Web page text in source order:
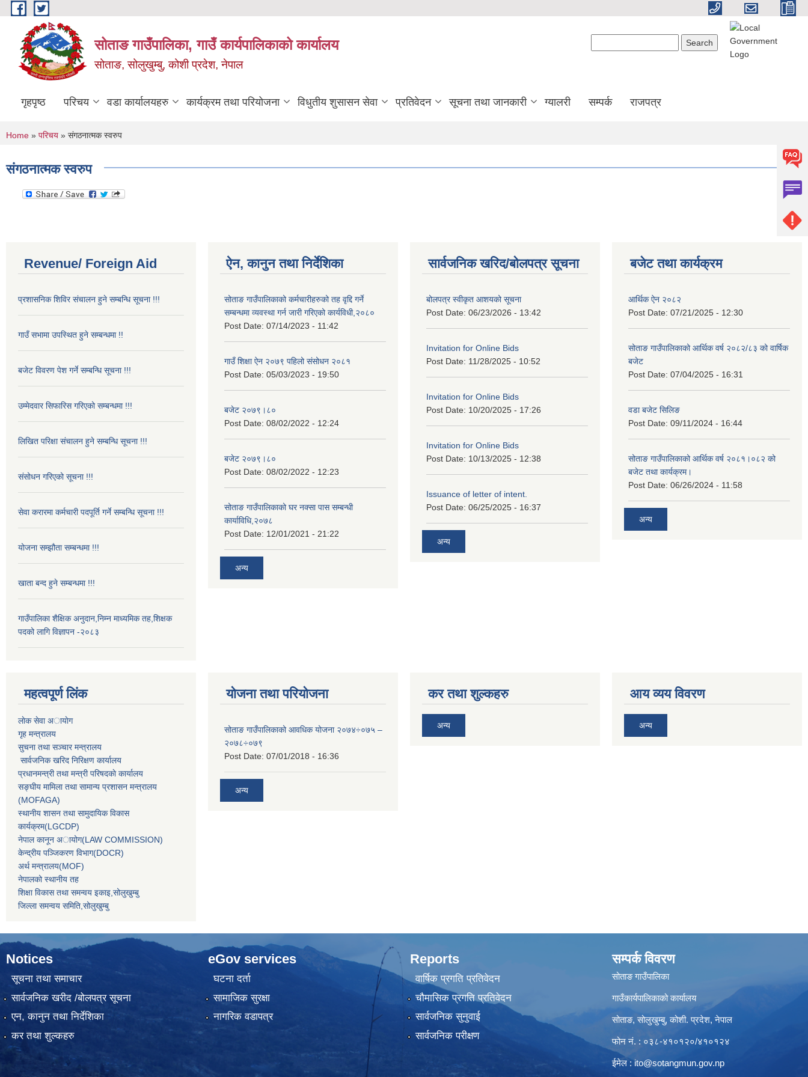
Skip to main content
सोताङ गाउँपालिका, गाउँ कार्यपालिकाको कार्यालय
सोताङ, सोलुखुम्बु, कोशी प्रदेश, नेपाल
गृहपृष्ठ परिचय वडा कार्यालयहरु कार्यक्रम तथा परियोजना विधुतीय शुसासन सेवा प्रतिवेदन सूचना तथा जानकारी ग्यालरी सम्पर्क राजपत्र
You are here
Home » परिचय » संगठनात्मक स्वरुप
संगठनात्मक स्वरुप
Revenue/ Foreign Aid
प्रशासनिक शिविर संचालन हुने सम्बन्धि सूचना !!!
गाउँ सभामा उपस्थित हुने सम्बन्धमा !!
बजेट विवरण पेश गर्ने सम्बन्धि सूचना !!!
उम्मेदवार सिफारिस गरिएको सम्बन्धमा !!!
लिखित परिक्षा संचालन हुने सम्बन्धि सूचना !!!
संसोधन गरिएको सूचना !!!
सेवा करारमा कर्मचारी पदपूर्ति गर्ने सम्बन्धि सूचना !!!
योजना सम्झौता सम्बन्धमा !!!
खाता बन्द हुने सम्बन्धमा !!!
गाउँपालिका शैक्षिक अनुदान,निम्न माध्यमिक तह,शिक्षक
पदको लागि विज्ञापन -२०८३
ऐन, कानुन तथा निर्देशिका
सोताङ गाउँपालिकाको कर्मचारीहरुको तह वृद्दि गर्ने
सम्बन्धमा व्यवस्था गर्न जारी गरिएको कार्यविधी,२०८०
Post Date: 07/14/2023 - 11:42
गाउँ शिक्षा ऐन २०७९ पहिलो संसोधन २०८१
Post Date: 05/03/2023 - 19:50
बजेट २०७९।८०
Post Date: 08/02/2022 - 12:24
बजेट २०७९।८०
Post Date: 08/02/2022 - 12:23
सोताङ गाउँपालिकाको घर नक्सा पास सम्बन्धी
कार्याविधि,२०७८
Post Date: 12/01/2021 - 21:22
अन्य
सार्वजनिक खरिद/बोलपत्र सूचना
बोलपत्र स्वीकृत आशयको सूचना
Post Date: 06/23/2026 - 13:42
Invitation for Online Bids
Post Date: 11/28/2025 - 10:52
Invitation for Online Bids
Post Date: 10/20/2025 - 17:26
Invitation for Online Bids
Post Date: 10/13/2025 - 12:38
Issuance of letter of intent.
Post Date: 06/25/2025 - 16:37
अन्य
बजेट तथा कार्यक्रम
आर्थिक ऐन २०८२
Post Date: 07/21/2025 - 12:30
सोताङ गाउँपालिकाको आर्थिक वर्ष २०८२/८३ को वार्षिक
बजेट
Post Date: 07/04/2025 - 16:31
वडा बजेट सिलिङ
Post Date: 09/11/2024 - 16:44
सोताङ गाउँपालिकाको आर्थिक वर्ष २०८१।०८२ को
बजेट तथा कार्यक्रम।
Post Date: 06/26/2024 - 11:58
अन्य
महत्वपूर्ण लिंक
लाेक सेवा अायाेग
गृह मन्त्रालय
सुचना तथा सञ्चार मन्त्रालय
सार्वजनिक खरिद निरिक्षण कार्यालय
प्रधानमन्त्री तथा मन्त्री परिषदकाे कार्यालय
सङ्घीय मामिला तथा सामान्य प्रशासन मन्त्रालय
(MOFAGA)
स्थानीय शासन तथा सामुदायिक विकास
कार्यक्रम(LGCDP)
नेपाल कानून अायोग(LAW COMMISSION)
केन्‍द्रीय पञ्‍जिकरण विभाग(DOCR)
अर्थ मन्‍त्रालय(MOF)
नेपालको स्थानीय तह
शिक्षा विकास तथा समन्वय इकाइ,सोलुखुम्बु
जिल्ला समन्वय समिति,सोलुखुम्बु
योजना तथा परियोजना
सोताङ गाउँपालिकाको आवधिक योजना २०७४÷०७५ –
२०७८÷०७९
Post Date: 07/01/2018 - 16:36
अन्य
कर तथा शुल्कहरु
अन्य
आय व्यय विवरण
अन्य
Notices
सूचना तथा समाचार
सार्वजनिक खरीद /बोलपत्र सूचना
एन, कानुन तथा निर्देशिका
कर तथा शुल्कहरु
eGov services
घटना दर्ता
सामाजिक सुरक्षा
नागरिक वडापत्र
Reports
वार्षिक प्रगति प्रतिवेदन
चौमासिक प्रगति प्रतिवेदन
सार्वजनिक सुनुवाई
सार्वजनिक परीक्षण
सम्पर्क विवरण
सोताङ गाउँपालिका
गाउँकार्यपालिकाको कार्यालय
सोताङ, सोलुखुम्बु, कोशी. प्रदेश, नेपाल
फोन नं. : ०३८-४१०१२०/४१०१२४
ईमेल :ito@sotangmun.gov.np